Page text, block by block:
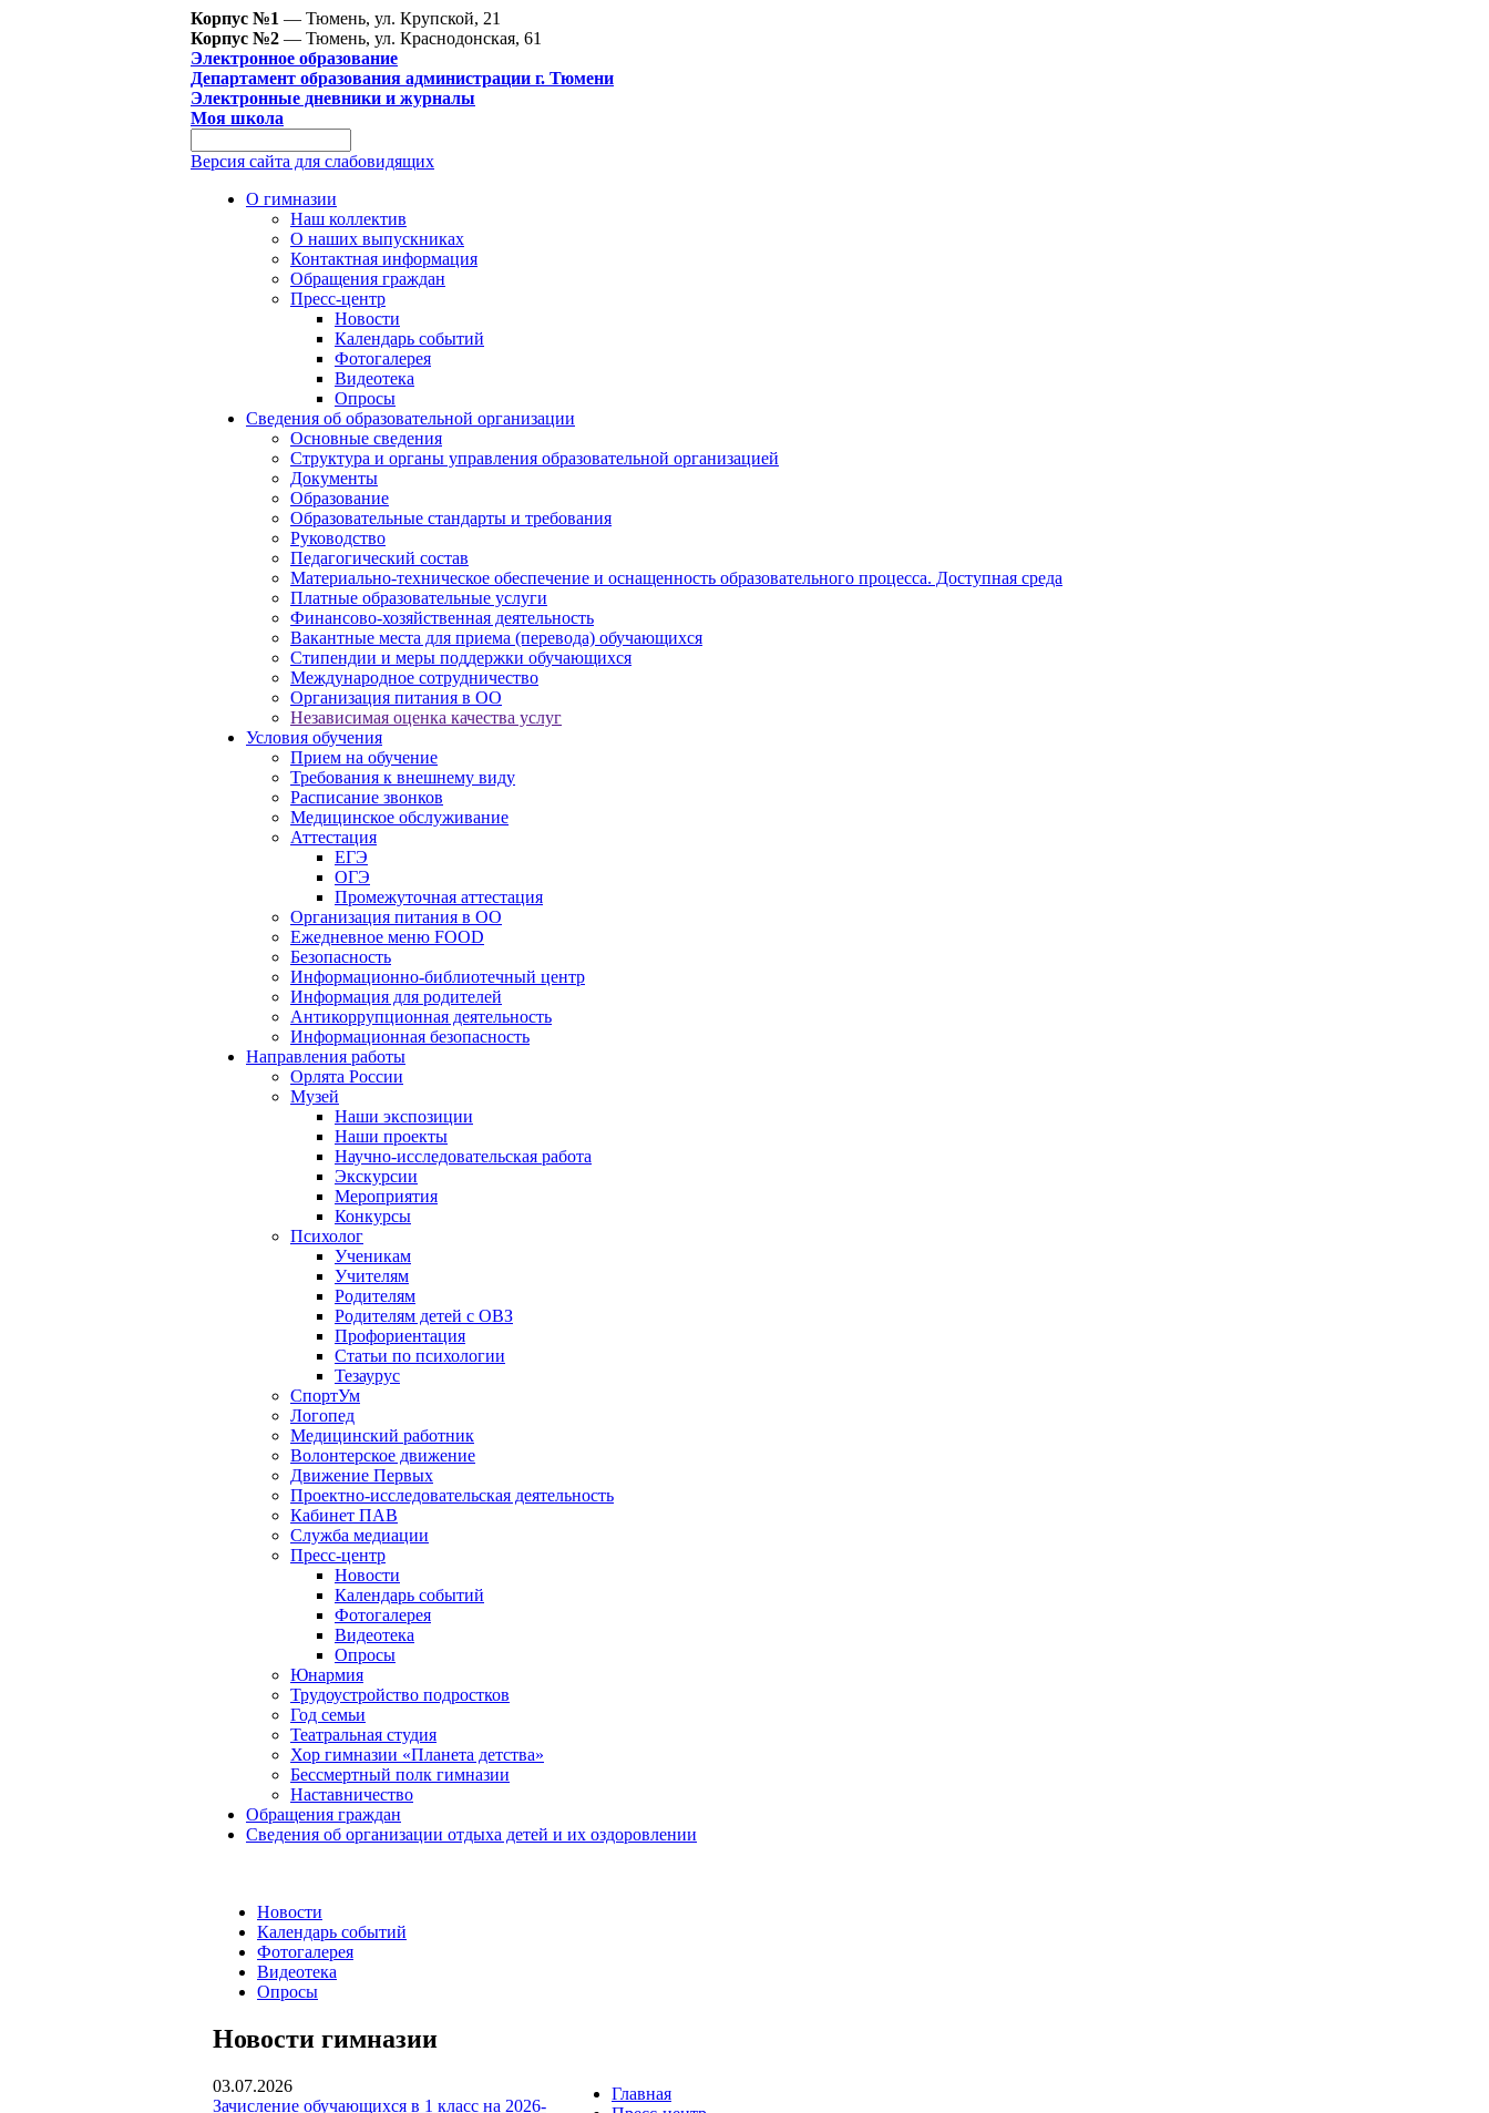
Корпус №1 — Тюмень, ул. Крупской, 21
Корпус №2 — Тюмень, ул. Краснодонская, 61
Электронное образование
Департамент образования администрации г. Тюмени
Электронные дневники и журналы
Моя школа
Версия сайта для слабовидящих
О гимназии
Наш коллектив
О наших выпускниках
Контактная информация
Обращения граждан
Пресс-центр
Новости
Календарь событий
Фотогалерея
Видеотека
Опросы
Сведения об образовательной организации
Основные сведения
Структура и органы управления образовательной организацией
Документы
Образование
Образовательные стандарты и требования
Руководство
Педагогический состав
Материально-техническое обеспечение и оснащенность образовательного процесса. Доступная среда
Платные образовательные услуги
Финансово-хозяйственная деятельность
Вакантные места для приема (перевода) обучающихся
Стипендии и меры поддержки обучающихся
Международное сотрудничество
Организация питания в ОО
Независимая оценка качества услуг
Условия обучения
Прием на обучение
Требования к внешнему виду
Расписание звонков
Медицинское обслуживание
Аттестация
ЕГЭ
ОГЭ
Промежуточная аттестация
Организация питания в ОО
Ежедневное меню FOOD
Безопасность
Информационно-библиотечный центр
Информация для родителей
Антикоррупционная деятельность
Информационная безопасность
Направления работы
Орлята России
Музей
Наши экспозиции
Наши проекты
Научно-исследовательская работа
Экскурсии
Мероприятия
Конкурсы
Психолог
Ученикам
Учителям
Родителям
Родителям детей с ОВЗ
Профориентация
Статьи по психологии
Тезаурус
СпортУм
Логопед
Медицинский работник
Волонтерское движение
Движение Первых
Проектно-исследовательская деятельность
Кабинет ПАВ
Служба медиации
Пресс-центр
Новости
Календарь событий
Фотогалерея
Видеотека
Опросы
Юнармия
Трудоустройство подростков
Год семьи
Театральная студия
Хор гимназии «Планета детства»
Бессмертный полк гимназии
Наставничество
Обращения граждан
Сведения об организации отдыха детей и их оздоровлении
Новости
Календарь событий
Фотогалерея
Видеотека
Опросы
Новости гимназии
03.07.2026
Зачисление обучающихся в 1 класс на 2026-
Главная